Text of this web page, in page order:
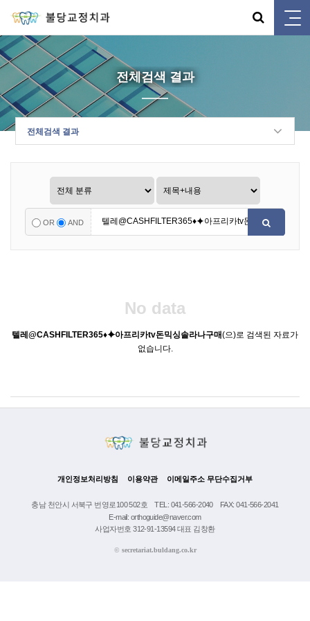
전체검색 결과
전체검색 결과
OR AND
No data
텔레@CASHFILTER365♦⯌아프리카tv돈믹싱솔라나구매(으)로 검색된 자료가
없습니다.
개인정보처리방침 이용약관 이메일주소 무단수집거부
충남 천안시 서북구 번영로100 502호 TEL: 041-566-2040
FAX: 041-566-2041
E-mail: orthoguide@naver.com
사업자번호 312-91-13594 대표 김창환
© secretariat.buldang.co.kr